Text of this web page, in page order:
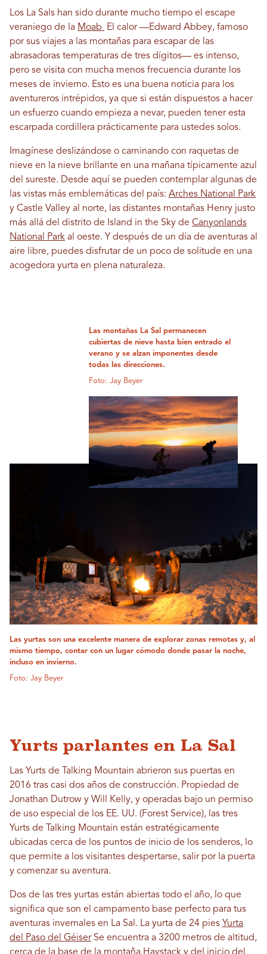
Los La Sals han sido durante mucho tiempo el escape
veraniego de la Moab
El calor —Edward Abbey, famoso
por sus viajes a las montañas para escapar de las
abrasadoras temperaturas de tres dígitos— es intenso,
pero se visita con mucha menos frecuencia durante los
meses de invierno. Esto es una buena noticia para los
aventureros intrépidos, ya que si están dispuestos a hacer
un esfuerzo cuando empieza a nevar, pueden tener esta
escarpada cordillera prácticamente para ustedes solos.
Imagínese deslizándose o caminando con raquetas de
nieve en la nieve brillante en una mañana típicamente azul
del sureste. Desde aquí se pueden contemplar algunas de
las vistas más emblemáticas del país: Arches National Park
y Castle Valley al norte, las distantes montañas Henry justo
más allá del distrito de Island in the Sky de Canyonlands
National Park al oeste. Y después de un día de aventuras al
aire libre, puedes disfrutar de un poco de solitude en una
acogedora yurta en plena naturaleza.
Las montañas La Sal permanecen
cubiertas de nieve hasta bien entrado el
verano y se alzan imponentes desde
todas las direcciones.
Foto: Jay Beyer
Las yurtas son una excelente manera de explorar zonas remotas y, al
mismo tiempo, contar con un lugar cómodo donde pasar la noche,
incluso en invierno.
Foto: Jay Beyer
Yurts parlantes en La Sal
Las Yurts de Talking Mountain abrieron sus puertas en
2016 tras casi dos años de construcción. Propiedad de
Jonathan Dutrow y Will Kelly, y operadas bajo un permiso
de uso especial de los EE. UU. (Forest Service), las tres
Yurts de Talking Mountain están estratégicamente
ubicadas cerca de los puntos de inicio de los senderos, lo
que permite a los visitantes despertarse, salir por la puerta
y comenzar su aventura.
Dos de las tres yurtas están abiertas todo el año, lo que
significa que son el campamento base perfecto para tus
aventuras invernales en La Sal. La yurta de 24 pies Yurta
del Paso del GéiserSe encuentra a 3200 metros de altitud,